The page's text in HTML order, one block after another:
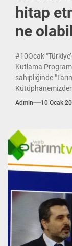
hitap
ne
#10Ocak
Kutlama
sahipliğinde
#dijitalleştirme
Admin 10 Ocak